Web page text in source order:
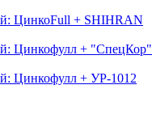
ЦинкоFull + SHIHRAN
Цинкофулл + "СпецКор"
Цинкофулл + УР-1012